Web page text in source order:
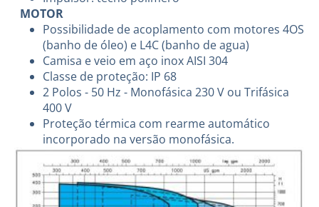
MOTOR
Possibilidade de acoplamento com motores 4OS
(banho de óleo) e L4C (banho de agua)
Camisa e veio em aço inox AISI 304
Classe de proteção: IP 68
2 Polos - 50 Hz - Monofásica 230 V ou Trifásica
400 V
Proteção térmica com rearme automático
incorporado na versão monofásica.